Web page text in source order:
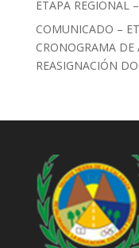
ETAPA REGIONAL
COMUNICADO –
CRONOGRAMA DE
REASIGNACIÓN